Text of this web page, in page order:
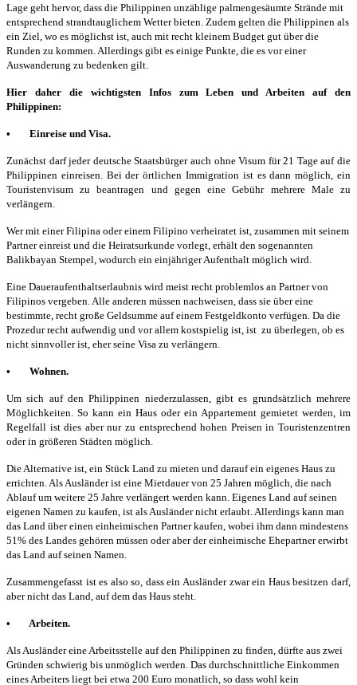
Lage geht hervor, dass die Philippinen unzählige palmengesäumte Strände mit
entsprechend strandtauglichem Wetter bieten. Zudem gelten die Philippinen als
ein Ziel, wo es möglichst ist, auch mit recht kleinem Budget gut über die
Runden zu kommen. Allerdings gibt es einige Punkte, die es vor einer
Auswanderung zu bedenken gilt.
Hier daher die wichtigsten Infos zum Leben und Arbeiten auf den
Philippinen:
• Einreise und Visa.
Zunächst darf jeder deutsche Staatsbürger auch ohne Visum für 21 Tage auf die
Philippinen einreisen. Bei der örtlichen Immigration ist es dann möglich, ein
Touristenvisum zu beantragen und gegen eine Gebühr mehrere Male zu
verlängern.
Wer mit einer Filipina oder einem Filipino verheiratet ist, zusammen mit seinem
Partner einreist und die Heiratsurkunde vorlegt, erhält den sogenannten
Balikbayan Stempel, wodurch ein einjähriger Aufenthalt möglich wird.
Eine Daueraufenthaltserlaubnis wird meist recht problemlos an Partner von
Filipinos vergeben. Alle anderen müssen nachweisen, dass sie über eine
bestimmte, recht große Geldsumme auf einem Festgeldkonto verfügen. Da die
Prozedur recht aufwendig und vor allem kostspielig ist, ist zu überlegen, ob es
nicht sinnvoller ist, eher seine Visa zu verlängern.
• Wohnen.
Um sich auf den Philippinen niederzulassen, gibt es grundsätzlich mehrere
Möglichkeiten. So kann ein Haus oder ein Appartement gemietet werden, im
Regelfall ist dies aber nur zu entsprechend hohen Preisen in Touristenzentren
oder in größeren Städten möglich.
Die Alternative ist, ein Stück Land zu mieten und darauf ein eigenes Haus zu
errichten. Als Ausländer ist eine Mietdauer von 25 Jahren möglich, die nach
Ablauf um weitere 25 Jahre verlängert werden kann. Eigenes Land auf seinen
eigenen Namen zu kaufen, ist als Ausländer nicht erlaubt. Allerdings kann man
das Land über einen einheimischen Partner kaufen, wobei ihm dann mindestens
51% des Landes gehören müssen oder aber der einheimische Ehepartner erwirbt
das Land auf seinen Namen.
Zusammengefasst ist es also so, dass ein Ausländer zwar ein Haus besitzen darf,
aber nicht das Land, auf dem das Haus steht.
• Arbeiten.
Als Ausländer eine Arbeitsstelle auf den Philippinen zu finden, dürfte aus zwei
Gründen schwierig bis unmöglich werden. Das durchschnittliche Einkommen
eines Arbeiters liegt bei etwa 200 Euro monatlich, so dass wohl kein